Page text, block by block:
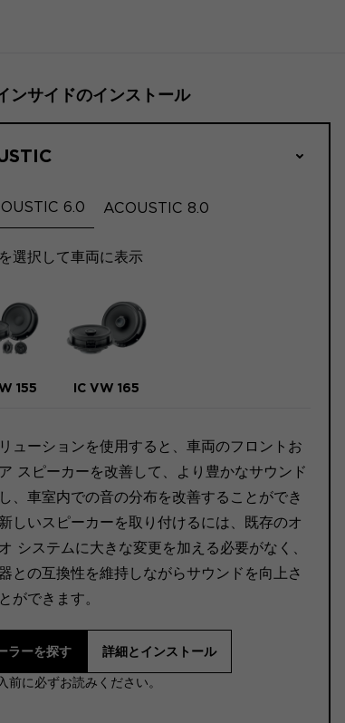
ンサイドのインストール
6.0 ACOUSTIC 8.0
選択して車両に表示
155 IC VW 165
ューションを使用すると、車両のフロントお
スピーカーを改善して、より豊かなサウンド
、車室内での音の分布を改善することができ
しいスピーカーを取り付けるには、既存のオ
システムに大きな変更を加える必要がなく、
との互換性を維持しながらサウンドを向上さ
ができます。
ラーを探す 詳細とインストール
に必ずお読みください。